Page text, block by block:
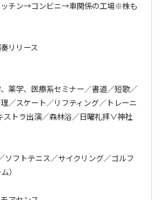
チン→コンビニ→車関係の工場※株も
リリース
薬学、医療系セミナー／書道／短歌／
／スケート／リフティング／トレーニ
ストラ出演／森林浴／日曜礼拝∨神社
ソフトテニス／サイクリング／ゴルフ
）